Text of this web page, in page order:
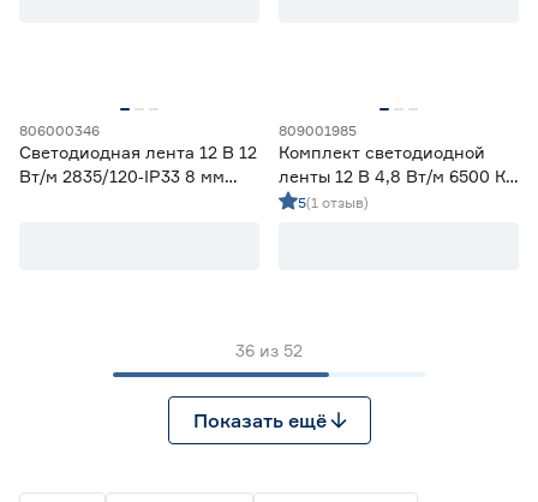
806000346
Светодиодная лента 12 В 12
Вт/м 2835/120‑IP33 8 мм
809001985
Комплект светодиодной
ленты 12 В 4,8 Вт/м 6500 К
IP20 2835 5 м ЭРА
5(1 отзыв)
36 из 52
Показать ещё